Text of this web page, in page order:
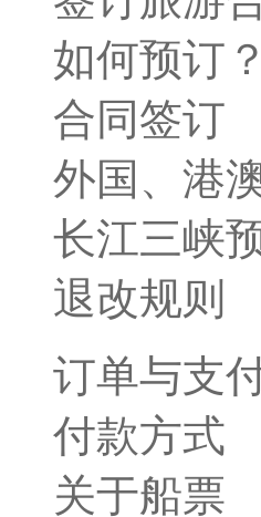
如何预订？
合同签订
外国、港
长江三峡
退改规则
订单与支
付款方式
关于船票